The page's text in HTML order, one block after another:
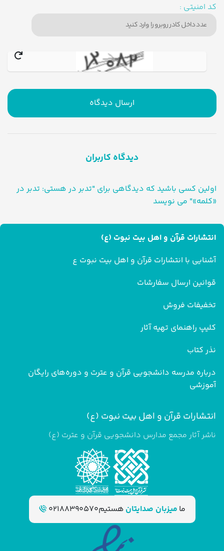
کد امنیتی :
ارسال دیدگاه
دیدگاه کاربران
اولین کسی باشید که دیدگاهی برای "تدبر در هستی: تدبر در
«کلمه»" می نویسد
انتشارات قرآن و اهل بیت نبوت (ع)
آشنایی با انتشارات قرآن و اهل بیت نبوت ع
قوانین ارسال سفارشات
تخفیفات فروش
کلیپ راهنمای تهیه آثار
نذر کتاب
درباره مدرسه دانشجویی قرآن و عترت و دوره‌های رایگان
آموزشی
انتشارات قرآن و اهل بیت نبوت (ع)
ناشر آثار مجمع مدارس دانشجویی قرآن و عترت (ع)
ما میزبان صدایتان هستیم02188390570